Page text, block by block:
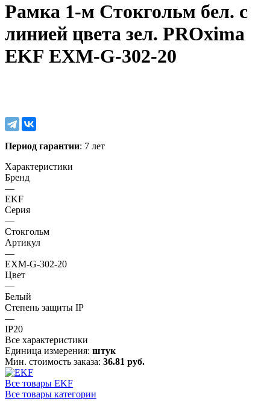
Рамка 1-м Стокгольм бел. с
линией цвета зел. PROxima
EKF EXM-G-302-20
Период гарантии: 7 лет
Характеристики
Бренд
—
EKF
Серия
—
Стокгольм
Артикул
—
EXM-G-302-20
Цвет
—
Белый
Степень защиты IP
—
IP20
Все характеристики
Единица измерения: штук
Мин. стоимость заказа: 36.81 руб.
Все товары EKF
Все товары категории